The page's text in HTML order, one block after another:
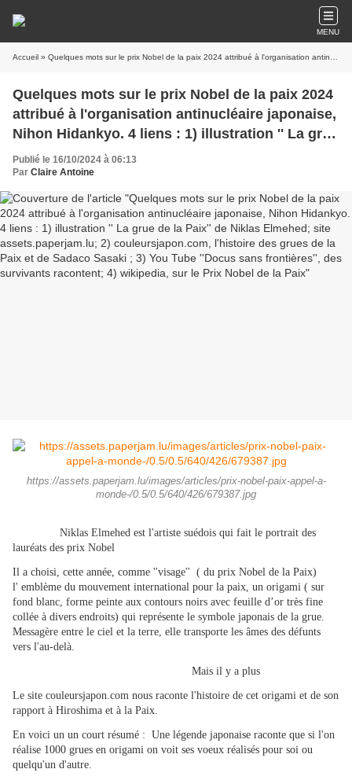
MENU
Accueil » Quelques mots sur le prix Nobel de la paix 2024 attribué à l'organisation antinucléaire japonaise, Nihon Hidankyo. 4 liens : 1) illustration '' La grue de la Paix'' de Niklas Elmehed; site assets.paperjam.lu; 2) couleursjapon.com, l'histoire des grues de la Paix et de Sadaco Sasaki ; 3) You Tube ''Docus sans frontières'', des survivants racontent; 4) wikipedia, sur le Prix Nobel de la Paix
Quelques mots sur le prix Nobel de la paix 2024
attribué à l'organisation antinucléaire japonaise,
Nihon Hidankyo. 4 liens : 1) illustration '' La grue
de la Paix'' de Niklas Elmehed; site
assets.paperjam.lu; 2) couleursjapon.com,
l'histoire des grues de la Paix et de Sadaco
Sasaki ; 3) You Tube ''Docus sans frontières'',
des survivants racontent; 4) wikipedia, sur le
Prix Nobel de la Paix
Publié le 16/10/2024 à 06:13
Par Claire Antoine
https://assets.paperjam.lu/images/articles/prix-nobel-paix-appel-a-
monde-/0.5/0.5/640/426/679387.jpg
Niklas Elmehed est l'artiste suédois qui fait le portrait des
lauréats des prix Nobel
Il a choisi, cette année, comme ''visage'' ( du prix Nobel de la Paix)
l' emblème du mouvement international pour la paix, un origami ( sur
fond blanc, forme peinte aux contours noirs avec feuille d’or très fine
collée à divers endroits) qui représente le symbole japonais de la grue.
Messagère entre le ciel et la terre, elle transporte les âmes des défunts
vers l'au-delà.
Mais il y a plus
Le site couleursjapon.com nous raconte l'histoire de cet origami et de son
rapport à Hiroshima et à la Paix.
En voici un un court résumé : Une légende japonaise raconte que si l'on
réalise 1000 grues en origami on voit ses voeux réalisés pour soi ou
quelqu'un d'autre.